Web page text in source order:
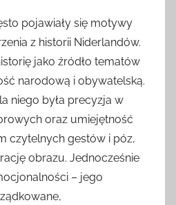
pojawiały się motywy
z historii Niderlandów.
jako źródło tematów
narodową i obywatelską.
niego była precyzja w
oraz umiejętność
czytelnych gestów i póz,
obrazu. Jednocześnie
– jego